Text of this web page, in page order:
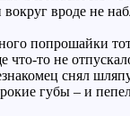
вроде не
попрошайки
то не
снял
губы – и